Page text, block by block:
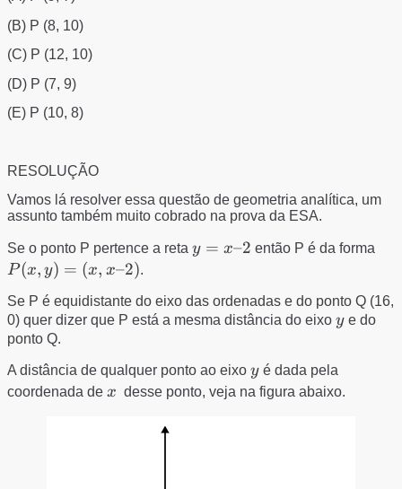
(B) P (8, 10)
(C) P (12, 10)
(D) P (7, 9)
(E) P (10, 8)
RESOLUÇÃO
Vamos lá resolver essa questão de geometria analítica, um
assunto também muito cobrado na prova da ESA.
Se o ponto P pertence a reta y
–
2
y = x–2 então P é da forma
x –
P(x, y) = (x, x–2).
Se P é equidistante do eixo das ordenadas e do ponto Q (16,
0) quer dizer que P está a mesma distância do eixo y
ye do
ponto Q.
A distância de qualquer ponto ao eixo y
yé dada pela
coordenada de x
x desse ponto, veja na figura abaixo.